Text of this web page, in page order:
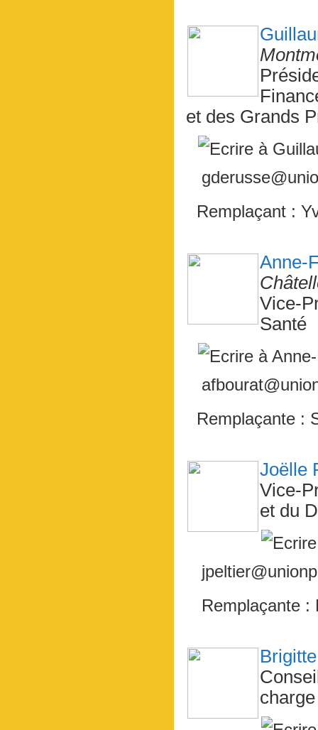
et des Grands
Remplaçant :
Anne-
Vice-
Santé
Remplaçante :
Joëlle
Vice-
et du
Remplaçante :